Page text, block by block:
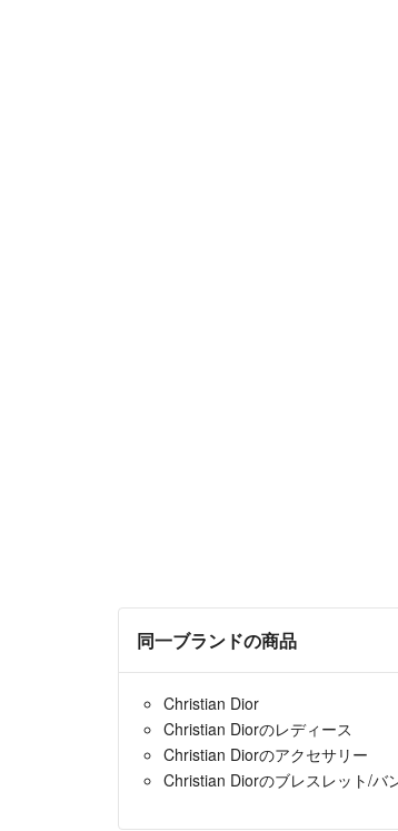
同一ブランドの商品
Christian Dior
Christian Diorのレディース
Christian Diorのアクセサリー
Christian Diorのブレスレット/バ